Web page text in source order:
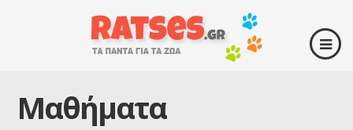
Μαθήματα